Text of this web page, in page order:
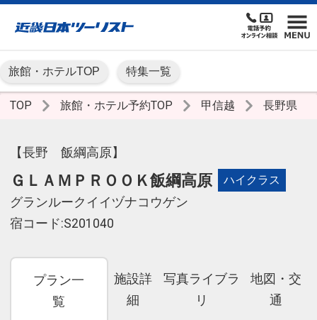
旅館・ホテルTOP 特集一覧
TOP 旅館・ホテル予約TOP 甲信越 長野県
【長野 飯綱高原】
ＧＬＡＭＰＲＯＯＫ飯綱高原 ハイクラス
グランルークイイヅナコウゲン
宿コード:S201040
プラン一
覧
施設詳
細
写真ライブラ
リ
地図・交
通